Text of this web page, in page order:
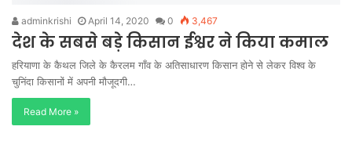
adminkrishi April 14, 2020 0 3,467
देश के सबसे बड़े किसान ईश्वर ने किया कमाल
हरियाणा के कैथल जिले के कैरलम गाँव के अतिसाधारण किसान होने से लेकर विश्व के
चुनिंदा किसानों में अपनी मौजूदगी…
Read More »